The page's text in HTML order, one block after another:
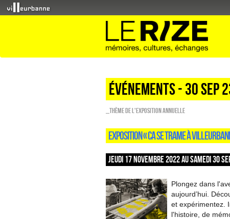
Événements - 30 Sep
_Thème de l'exposition annuelle
EXPOSITION « CA SE TRAME À
JEUDI 17 NOVEMBRE 2022 AU SAMEDI 30
Plongez dans
aujourd’hui.
et expérimentez.
l'histoire, de